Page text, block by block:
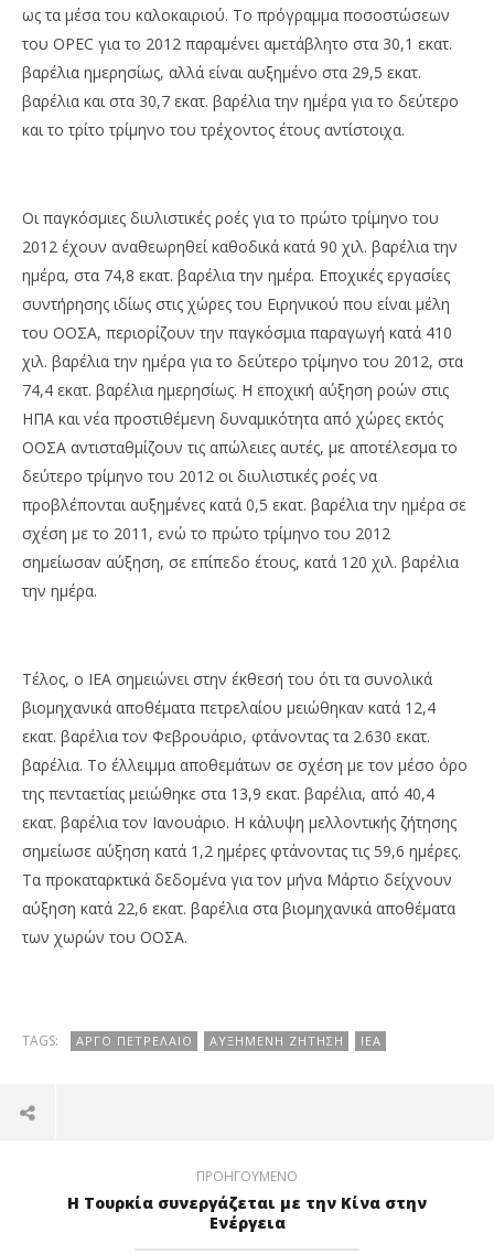
ως τα μέσα του καλοκαιριού. Το πρόγραμμα ποσοστώσεων
του OPEC για το 2012 παραμένει αμετάβλητο στα 30,1 εκατ.
βαρέλια ημερησίως, αλλά είναι αυξημένο στα 29,5 εκατ.
βαρέλια και στα 30,7 εκατ. βαρέλια την ημέρα για το δεύτερο
και το τρίτο τρίμηνο του τρέχοντος έτους αντίστοιχα.
Οι παγκόσμιες διυλιστικές ροές για το πρώτο τρίμηνο του
2012 έχουν αναθεωρηθεί καθοδικά κατά 90 χιλ. βαρέλια την
ημέρα, στα 74,8 εκατ. βαρέλια την ημέρα. Εποχικές εργασίες
συντήρησης ιδίως στις χώρες του Ειρηνικού που είναι μέλη
του ΟΟΣΑ, περιορίζουν την παγκόσμια παραγωγή κατά 410
χιλ. βαρέλια την ημέρα για το δεύτερο τρίμηνο του 2012, στα
74,4 εκατ. βαρέλια ημερησίως. Η εποχική αύξηση ροών στις
ΗΠΑ και νέα προστιθέμενη δυναμικότητα από χώρες εκτός
ΟΟΣΑ αντισταθμίζουν τις απώλειες αυτές, με αποτέλεσμα το
δεύτερο τρίμηνο του 2012 οι διυλιστικές ροές να
προβλέπονται αυξημένες κατά 0,5 εκατ. βαρέλια την ημέρα σε
σχέση με το 2011, ενώ το πρώτο τρίμηνο του 2012
σημείωσαν αύξηση, σε επίπεδο έτους, κατά 120 χιλ. βαρέλια
την ημέρα.
Τέλος, ο ΙΕΑ σημειώνει στην έκθεσή του ότι τα συνολικά
βιομηχανικά αποθέματα πετρελαίου μειώθηκαν κατά 12,4
εκατ. βαρέλια τον Φεβρουάριο, φτάνοντας τα 2.630 εκατ.
βαρέλια. Το έλλειμμα αποθεμάτων σε σχέση με τον μέσο όρο
της πενταετίας μειώθηκε στα 13,9 εκατ. βαρέλια, από 40,4
εκατ. βαρέλια τον Ιανουάριο. Η κάλυψη μελλοντικής ζήτησης
σημείωσε αύξηση κατά 1,2 ημέρες φτάνοντας τις 59,6 ημέρες.
Τα προκαταρκτικά δεδομένα για τον μήνα Μάρτιο δείχνουν
αύξηση κατά 22,6 εκατ. βαρέλια στα βιομηχανικά αποθέματα
των χωρών του ΟΟΣΑ.
TAGS: ΑΡΓΌ ΠΕΤΡΈΛΑΙΟ ΑΥΞΗΜΈΝΗ ΖΉΤΗΣΗ ΙΕΑ
ΠΡΟΗΓΟΎΜΕΝΟ
H Τουρκία συνεργάζεται με την Κίνα στην
Ενέργεια